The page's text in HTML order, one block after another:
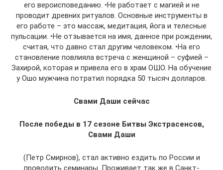
его вероисповеданию. •Не работает с магией и не
проводит древних ритуалов. Основные инструменты в
его работе – это массаж, медитация, йога и телесные
пульсации. •Не отзывается на имя, данное при рождении,
считая, что давно стал другим человеком. •На его
становление повлияла встреча с женщиной – суфией –
Захирой, которая и привела его в храм ОШО. На обучение
у Ошо мужчина потратил порядка 50 тысяч долларов.
Свами Даши сейчас
После победы в 17 сезоне Битвы Экстрасенсов,
Свами Даши
(Петр Смирнов), стал активно ездить по России и
проводить семинары. Проживает так же в Санкт-